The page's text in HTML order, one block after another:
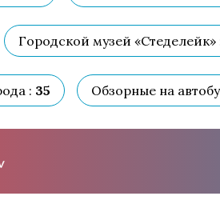
Городской музей «Стеделейк»
: 35 Обзорные на